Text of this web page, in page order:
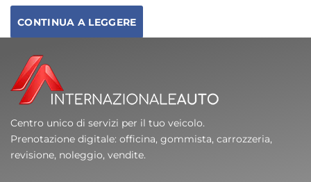
CONTINUA A LEGGERE
Centro unico di servizi per il tuo veicolo.
Prenotazione digitale: officina, gommista, carrozzeria,
revisione, noleggio, vendite.